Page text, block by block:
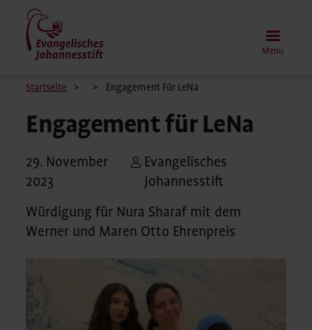
Menu
Breadcrumb
Startseite Engagement Für LeNa
Engagement für LeNa
29. November
2023
Evangelisches
Johannesstift
Würdigung für Nura Sharaf mit dem
Werner und Maren Otto Ehrenpreis